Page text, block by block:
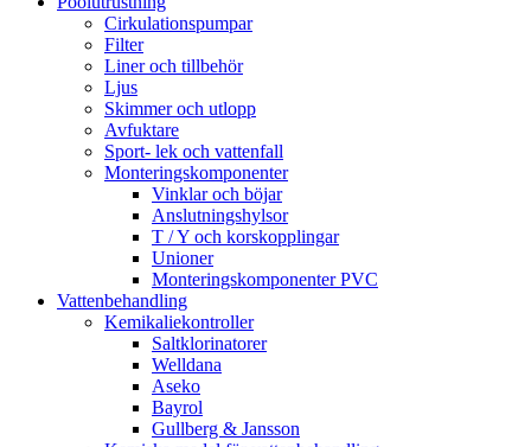
Cirkulationspumpar
Filter
Liner och tillbehör
Ljus
Skimmer och utlopp
Avfuktare
Sport- lek och vattenfall
Monteringskomponenter
Vinklar och böjar
Anslutningshylsor
T / Y och korskopplingar
Unioner
Monteringskomponenter PVC
Vattenbehandling
Kemikaliekontroller
Saltklorinatorer
Welldana
Aseko
Bayrol
Gullberg & Jansson